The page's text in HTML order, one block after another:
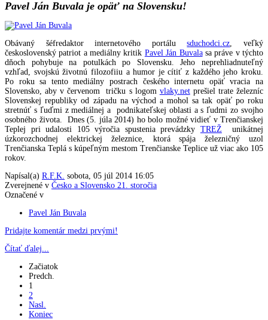
Pavel Ján Buvala je opäť na Slovensku!
Obávaný šéfredaktor internetového portálusduchodci.cz, veľký
československý patriot a mediálny kritik Pavel Ján Buvalasa práve v týchto
dňoch pohybuje na potulkách po Slovensku. Jeho neprehliadnuteľný
vzhľad, svojskú životnú filozofiiu a humor je cítiť z každého jeho kroku.
Po roku sa tento mediálny postrach českého internetu opäť vracia na
Slovensko, aby v červenom tričku s logom vlaky.netprešiel trate železníc
Slovenskej republiky od západu na východ a mohol sa tak opäť po roku
stretnúť s ľuďmi z mediálnej a podnikateľskej oblasti a s ľudmi zo svojho
osobného života. Dnes (5. júla 2014) ho bolo možné vidieť v Trenčianskej
Teplej pri udalosti 105 výročia spustenia prevádzky TREŽ unikátnej
úzkorozchodnej elektrickej železnice, ktorá spája železničný uzol
Trenčianska Teplá s kúpeľným mestom Trenčianske Teplice už viac ako 105
rokov.
Napísal(a) R.F.K. sobota, 05 júl 2014 16:05
Zverejnené v Česko a Slovensko 21. storočia
Označené v
Pavel Ján Buvala
Pridajte komentár medzi prvými!
Čítať ďalej...
Začiatok
Predch.
1
2
Nasl.
Koniec